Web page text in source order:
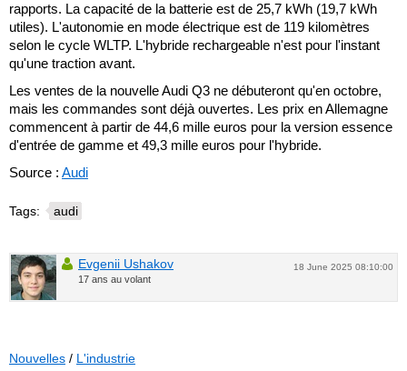
rapports. La capacité de la batterie est de 25,7 kWh (19,7 kWh
utiles). L'autonomie en mode électrique est de 119 kilomètres
selon le cycle WLTP. L'hybride rechargeable n'est pour l'instant
qu'une traction avant.
Les ventes de la nouvelle Audi Q3 ne débuteront qu'en octobre,
mais les commandes sont déjà ouvertes. Les prix en Allemagne
commencent à partir de 44,6 mille euros pour la version essence
d'entrée de gamme et 49,3 mille euros pour l'hybride.
Source : Audi
Tags: audi
18 June 2025 08:10:00
Evgenii Ushakov
17 ans au volant
Nouvelles / L'industrie